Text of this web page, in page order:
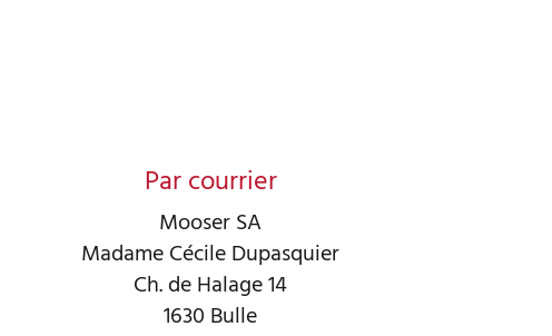
Par courrier
Mooser SA
Madame Cécile Dupasquier
Ch. de Halage 14
1630 Bulle